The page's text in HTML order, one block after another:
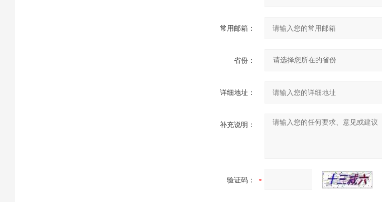
常用邮箱：
省份：
详细地址：
补充说明：
验证码：